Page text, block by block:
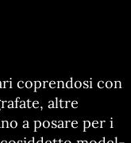
coprendosi con
altre
a posare per i